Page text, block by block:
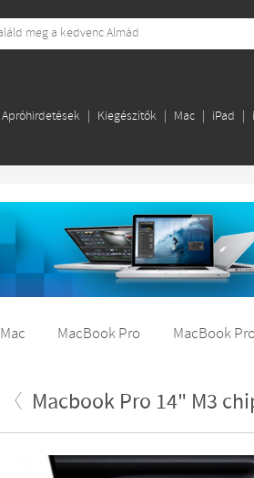
Apróhirdetések Kiegészítők Mac iPad
Mac MacBook Pro MacBook
Macbook Pro 14" M3